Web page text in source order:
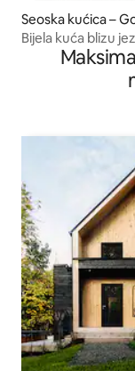
Seoska kućica –
Bijela kuća blizu